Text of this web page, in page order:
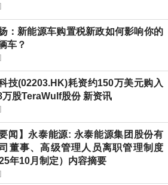
：新能源车购置税新政如何影响你的
车？
技(02203.HK)耗资约150万美元购入
万股TeraWulf股份 新资讯
要闻】永泰能源: 永泰能源集团股份有
董事、高级管理人员离职管理制度
年10月制定）内容摘要